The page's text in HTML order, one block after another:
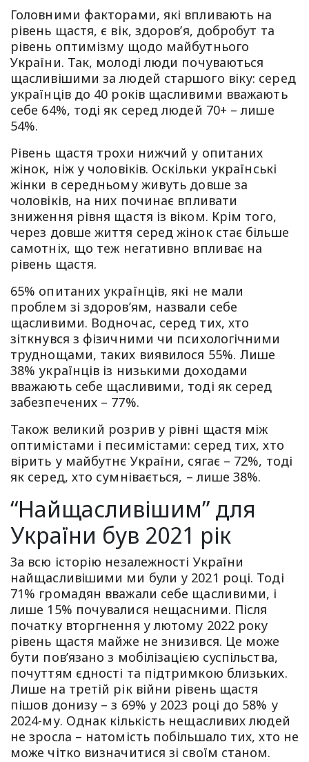
Головними факторами, які впливають на
рівень щастя, є вік, здоров’я, добробут та
рівень оптимізму щодо майбутнього
України. Так, молоді люди почуваються
щасливішими за людей старшого віку: серед
українців до 40 років щасливими вважають
себе 64%, тоді як серед людей 70+ – лише
54%.
Рівень щастя трохи нижчий у опитаних
жінок, ніж у чоловіків. Оскільки українські
жінки в середньому живуть довше за
чоловіків, на них починає впливати
зниження рівня щастя із віком. Крім того,
через довше життя серед жінок стає більше
самотніх, що теж негативно впливає на
рівень щастя.
65% опитаних українців, які не мали
проблем зі здоров’ям, назвали себе
щасливими. Водночас, серед тих, хто
зіткнувся з фізичними чи психологічними
труднощами, таких виявилося 55%. Лише
38% українців із низькими доходами
вважають себе щасливими, тоді як серед
забезпечених – 77%.
Також великий розрив у рівні щастя між
оптимістами і песимістами: серед тих, хто
вірить у майбутнє України, сягає – 72%, тоді
як серед, хто сумнівається, – лише 38%.
“Найщасливішим” для
України був 2021 рік
За всю історію незалежності України
найщасливішими ми були у 2021 році. Тоді
71% громадян вважали себе щасливими, і
лише 15% почувалися нещасними. Після
початку вторгнення у лютому 2022 року
рівень щастя майже не знизився. Це може
бути пов’язано з мобілізацією суспільства,
почуттям єдності та підтримкою близьких.
Лише на третій рік війни рівень щастя
пішов донизу – з 69% у 2023 році до 58% у
2024-му. Однак кількість нещасливих людей
не зросла – натомість побільшало тих, хто не
може чітко визначитися зі своїм станом.